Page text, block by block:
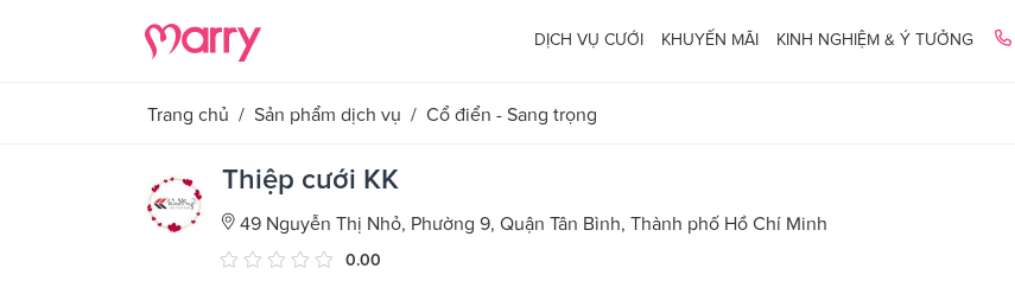
DỊCH VỤ CƯỚI KHUYẾN MÃI KINH NGHIỆM & Ý TƯỞNG
Trang chủ / Sản phẩm dịch vụ / Cổ điển - Sang trọng
Thiệp cưới KK
49 Nguyễn Thị Nhỏ, Phường 9, Quận Tân Bình, Thành phố Hồ Chí Minh
0.00